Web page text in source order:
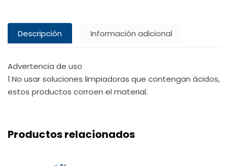
Descripción Información adicional
Advertencia de uso
1.No usar soluciones limpiadoras que contengan ácidos,
estos productos corroen el material.
Productos relacionados